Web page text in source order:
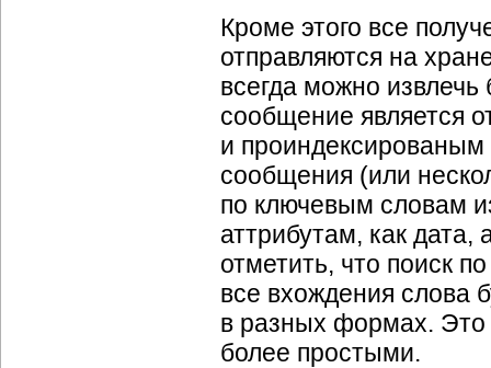
Кроме этого все
отправляются на
всегда можно извлечь
сообщение является
и проиндексированым
сообщения (или
по ключевым словам
аттрибутам, как дата,
отметить, что поиск
все вхождения слова
в разных формах.
более простыми.